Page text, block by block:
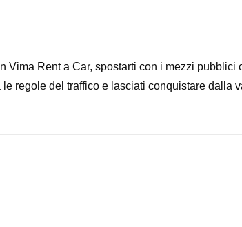
Vima Rent a Car, spostarti con i mezzi
regole del traffico e lasciati conquistare dalla